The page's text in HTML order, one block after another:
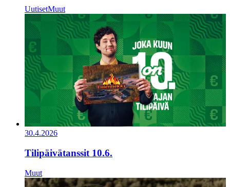
UutisetMuut
30.4.2026
Tilipäivätanssit 10.6.
Muut